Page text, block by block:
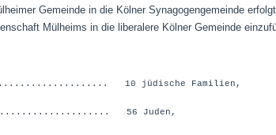
Gemeinde in die Kölner Synagogengemeinde
Mülheims in die liberalere Kölner Gemeinde
10 jüdische Familien,
56 Juden,